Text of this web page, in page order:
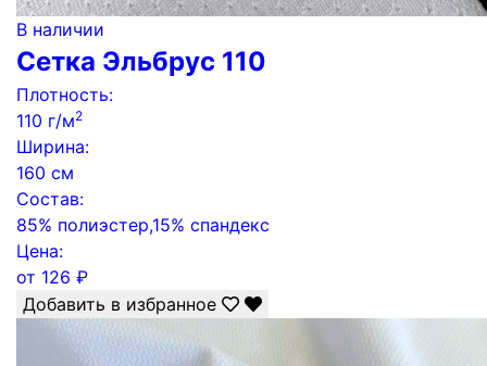
В наличии
Сетка Эльбрус 110
Плотность:
110 г/м2
Ширина:
160 см
Состав:
85% полиэстер,15% спандекс
Цена:
от 126 ₽
Добавить в избранное